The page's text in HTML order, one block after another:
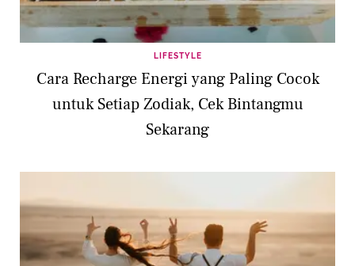
LIFESTYLE
Cara Recharge Energi yang Paling Cocok
untuk Setiap Zodiak, Cek Bintangmu
Sekarang